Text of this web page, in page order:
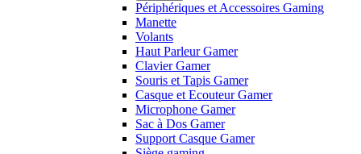
Périphériques et Accessoires Gaming
Manette
Volants
Haut Parleur Gamer
Clavier Gamer
Souris et Tapis Gamer
Casque et Ecouteur Gamer
Microphone Gamer
Sac à Dos Gamer
Support Casque Gamer